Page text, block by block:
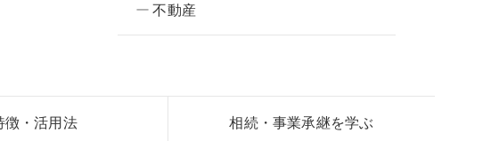
不動産
徴・活用法 相続・事業承継を学ぶ